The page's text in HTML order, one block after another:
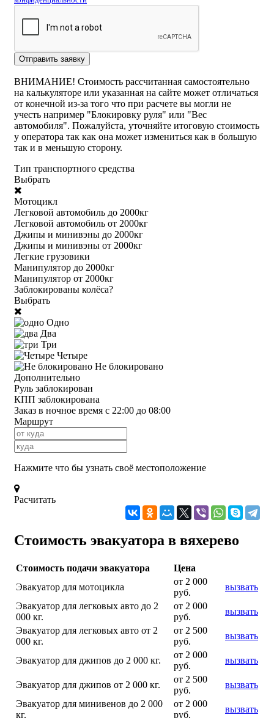
Отправить заявку
Калькулятор расчёта стоимости
эвакуатора вяхерево
ВНИМАНИЕ! Стоимость рассчитанная самостоятельно
на калькуляторе или указанная на сайте может отличаться
от конечной из-за того что при расчете вы могли не
учесть например "Блокировку руля" или "Вес
автомобиля". Пожалуйста, уточняйте итоговую стоимость
у оператора так как она может измениться как в большую
так и в меньшую сторону.
Тип транспортного средства
Выбрать
Мотоцикл
Легковой автомобиль до 2000кг
Легковой автомобиль от 2000кг
Джипы и минивэны до 2000кг
Джипы и минивэны от 2000кг
Легкие грузовики
Манипулятор до 2000кг
Манипулятор от 2000кг
Заблокированы колёса?
Выбрать
Одно
Два
Три
Четыре
Не блокировано
Дополнительно
Руль заблокирован
КПП заблокирована
Заказ в ночное время с 22:00 до 08:00
Маршрут
Нажмите что бы узнать своё местоположение
Расчитать
Стоимость эвакуатора в вяхерево
Стоимость подачи эвакуатора
Цена
Эвакуатор для мотоцикла
от 2 000
руб.
вызвать
Эвакуатор для легковых авто до 2
000 кг.
от 2 000
руб.
вызвать
Эвакуатор для легковых авто от 2
000 кг.
от 2 500
руб.
вызвать
Эвакуатор для джипов до 2 000 кг.
от 2 000
руб.
вызвать
Эвакуатор для джипов от 2 000 кг.
от 2 500
руб.
вызвать
Эвакуатор для минивенов до 2 000
кг.
от 2 000
руб.
вызвать